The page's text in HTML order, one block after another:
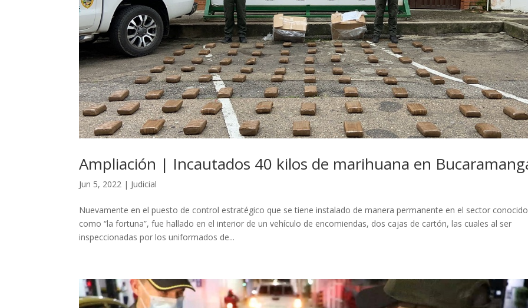
Ampliación | Incautados 40 kilos de marihuana en
Jun 5, 2022 | Judicial
Nuevamente en el puesto de control estratégico que se tiene instalado de manera permanente en el sector conocido
como “la fortuna”, fue hallado en el interior de un vehículo de encomiendas, dos cajas de cartón, las cuales al ser
inspeccionadas por los uniformados de...